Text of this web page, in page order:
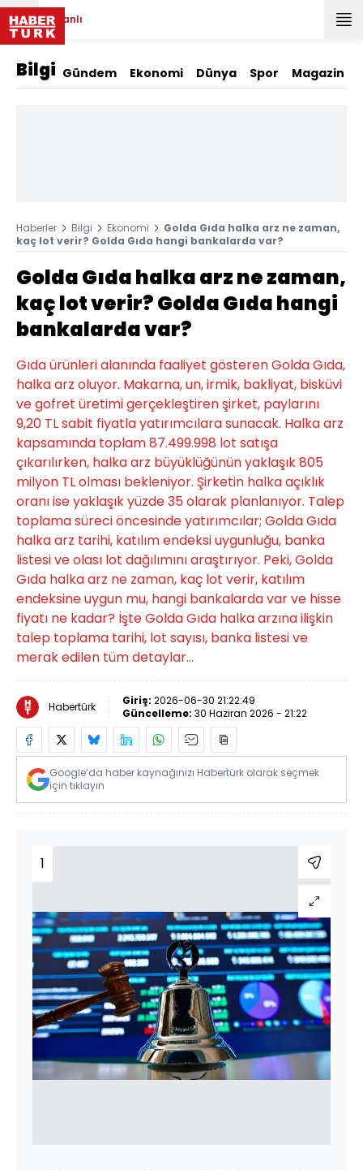
Canlı
Bilgi Gündem Ekonomi Dünya Spor Magazin
Haberler Bilgi Ekonomi
Golda Gıda halka arz ne zaman,
kaç lot verir? Golda Gıda hangi bankalarda var?
Golda Gıda halka arz ne zaman,
kaç lot verir? Golda Gıda hangi
bankalarda var?
Gıda ürünleri alanında faaliyet gösteren Golda Gıda,
halka arz oluyor. Makarna, un, irmik, bakliyat, bisküvi
ve gofret üretimi gerçekleştiren şirket, paylarını
9,20 TL sabit fiyatla yatırımcılara sunacak. Halka arz
kapsamında toplam 87.499.998 lot satışa
çıkarılırken, halka arz büyüklüğünün yaklaşık 805
milyon TL olması bekleniyor. Şirketin halka açıklık
oranı ise yaklaşık yüzde 35 olarak planlanıyor. Talep
toplama süreci öncesinde yatırımcılar; Golda Gıda
halka arz tarihi, katılım endeksi uygunluğu, banka
listesi ve olası lot dağılımını araştırıyor. Peki, Golda
Gıda halka arz ne zaman, kaç lot verir, katılım
endeksine uygun mu, hangi bankalarda var ve hisse
fiyatı ne kadar? İşte Golda Gıda halka arzına ilişkin
talep toplama tarihi, lot sayısı, banka listesi ve
merak edilen tüm detaylar...
Habertürk Giriş: 2026-06-30 21:22:49
Güncelleme: 30 Haziran 2026 - 21:22
Google’da haber kaynağınızı Habertürk olarak seçmek
için tıklayın
1